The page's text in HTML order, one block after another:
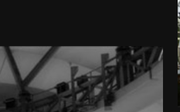
Swift officieel getrouwd met Travis
ago